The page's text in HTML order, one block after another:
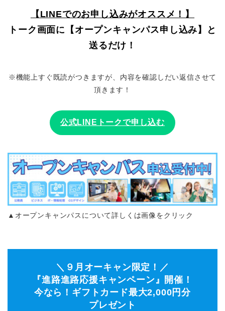
【LINEでのお申し込みがオススメ！】
トーク画面に【オープンキャンパス申し込み】と
送るだけ！
※機能上すぐ既読がつきますが、内容を確認しだい返信させて
頂きます！
公式LINEトークで申し込む
▲オープンキャンパスについて詳しくは画像をクリック
＼９月オーキャン限定！／
『進路進路応援キャンペーン』開催！
今なら！ギフトカード最大2,000円分
プレゼント